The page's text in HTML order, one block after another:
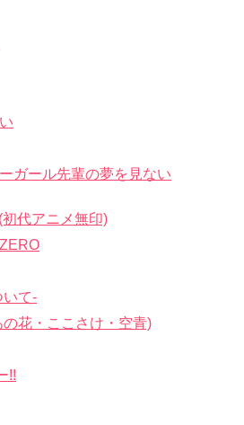
ガール先輩の夢を見ない
代アニメ無印)
いて-
花・ここさけ・空青)
!!